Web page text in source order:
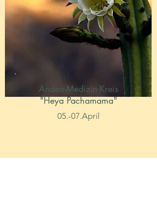
Anden-Medizin-Kreis
"Heya Pachamama"
05.-07.April